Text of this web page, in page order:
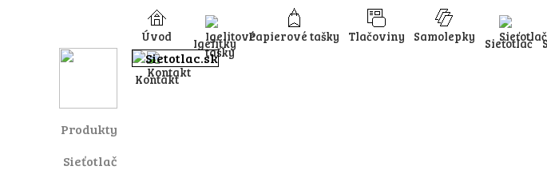
Produkty
Sieťotlač
Úvod Igelitky Papierové tašky Tlačoviny Samolepky Sieťotlač
Kontakt